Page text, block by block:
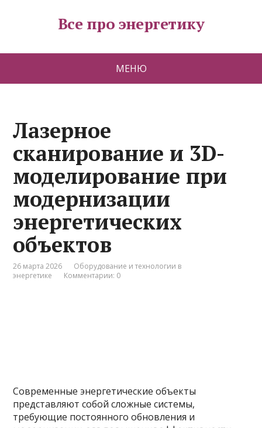
Все про энергетику
МЕНЮ
Лазерное
сканирование и 3D-
моделирование при
модернизации
энергетических
объектов
26 марта 2026
Оборудование и технологии в
энергетике
Комментарии: 0
Современные энергетические объекты
представляют собой сложные системы,
требующие постоянного обновления и